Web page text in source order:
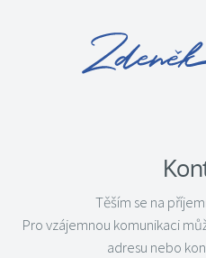
Těším se na
Pro vzájemnou komunikaci
adresu nebo